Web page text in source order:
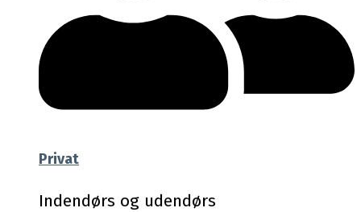
Privat
Indendørs og udendørs